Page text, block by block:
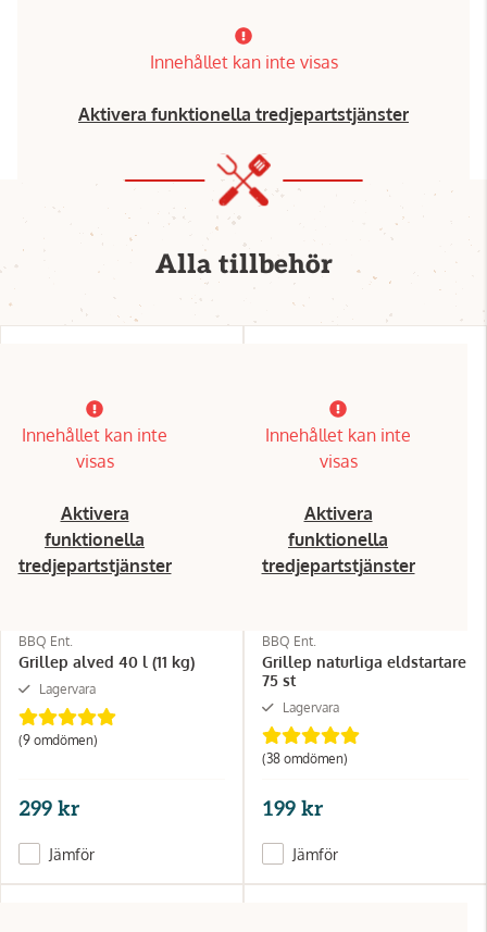
Innehållet kan inte visas
Aktivera funktionella tredjepartstjänster
Alla tillbehör
Innehållet kan inte
visas
Aktivera
funktionella
tredjepartstjänster
BBQ Ent.
Grillep alved 40 l (11 kg)
Lagervara
(9 omdömen)
299 kr
Jämför
Innehållet kan inte
visas
Aktivera
funktionella
tredjepartstjänster
BBQ Ent.
Grillep naturliga eldstartare
75 st
Lagervara
(38 omdömen)
199 kr
Jämför